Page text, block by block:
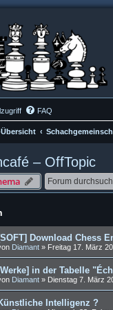
FAQ
– OffTopic
Download Chess
Diamant » Freitag 17. März
in der Tabelle
Diamant » Dienstag 7. März
Intelligenz ?